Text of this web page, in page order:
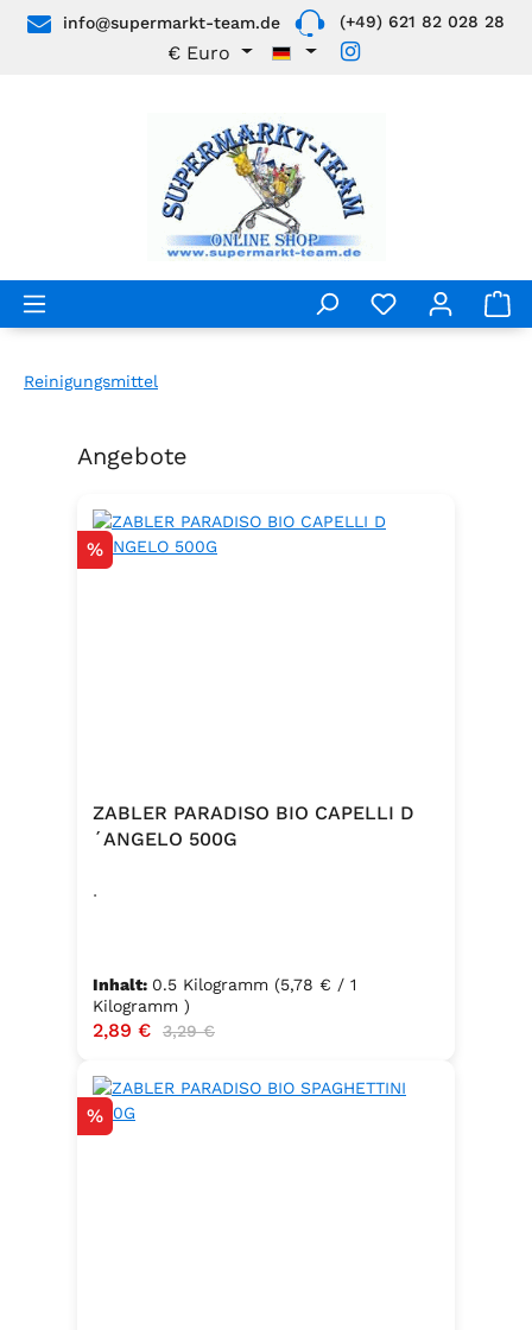
Zum Hauptinhalt springen
info@supermarkt-team.de (+49) 621 82 028 28
€ Euro
Reinigungsmittel
Produktgalerie überspringen
Angebote
Rabatt
%
ZABLER PARADISO BIO CAPELLI D
´ANGELO 500G
.
Inhalt: 0.5 Kilogramm (5,78 € / 1
Kilogramm )
Verkaufspreis:
2,89 € Regulärer Preis:
3,29 €
Rabatt
%